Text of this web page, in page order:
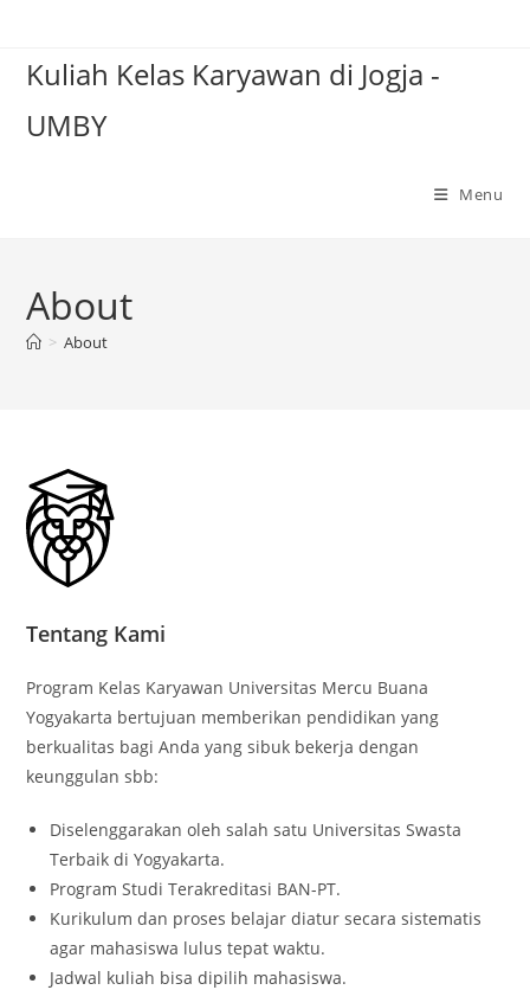
contentKuliah Kelas Karyawan di Jogja -
UMBY
Menu
About
> About
Tentang Kami
Program Kelas Karyawan Universitas Mercu Buana
Yogyakarta bertujuan memberikan pendidikan yang
berkualitas bagi Anda yang sibuk bekerja dengan
keunggulan sbb:
Diselenggarakan oleh salah satu Universitas Swasta
Terbaik di Yogyakarta.
Program Studi Terakreditasi BAN-PT.
Kurikulum dan proses belajar diatur secara sistematis
agar mahasiswa lulus tepat waktu.
Jadwal kuliah bisa dipilih mahasiswa.